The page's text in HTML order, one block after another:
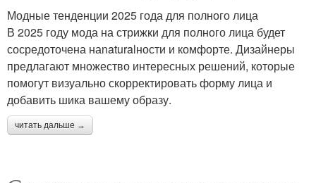
Модные тенденции 2025 года для полного лица
В 2025 году мода на стрижки для полного лица будет
сосредоточена наnaturalности и комфорте. Дизайнеры
предлагают множество интересных решений, которые
помогут визуально скорректировать форму лица и
добавить шика вашему образу.
читать дальше →